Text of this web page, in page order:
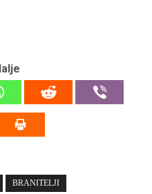
BRANITELJI